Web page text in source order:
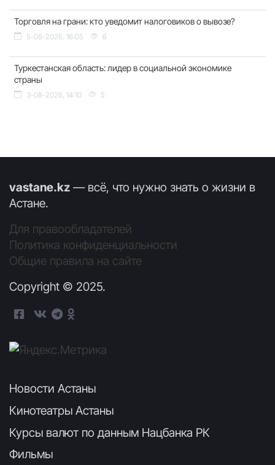
Торговля на грани: кто уведомит налоговиков о вывозе?
5-08-2026, 16:05 6
Туркестанская область: лидер в социальной экономике
страны
3-08-2026, 14:10 5
vastane.kz — всё, что нужно знать о жизни в
Астане.
Для правообладателей
Политика конфиденциальности
Общие правила на сайте
Copyright © 2025.
Новости Астаны
Кинотеатры Астаны
Курсы валют по данным Нацбанка РК
Фильмы